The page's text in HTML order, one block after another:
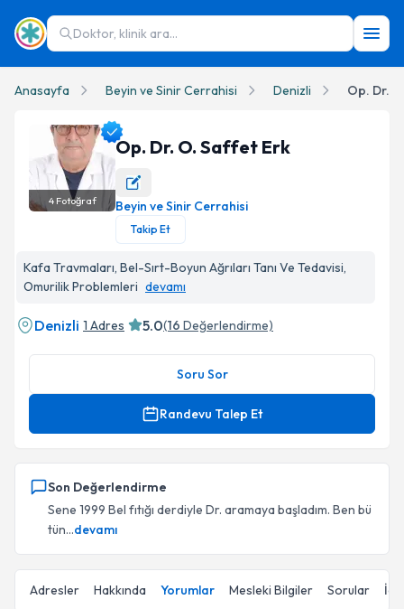
Doktor, klinik ara...
Anasayfa Beyin ve Sinir Cerrahisi Denizli Op. Dr.
Op. Dr. O. Saffet Erk Profil Fotoğrafı
4Fotoğraf
Op. Dr. O. Saffet Erk
Beyin ve Sinir Cerrahisi
Takip Et
Kafa Travmaları, Bel-Sırt-Boyun Ağrıları Tanı Ve Tedavisi,
Omurilik Problemleri devamı
Denizli 1 Adres 5.0(16 Değerlendirme)
Soru Sor
Randevu Talep Et
Son Değerlendirme
Sene 1999 Bel fıtığı derdiyle Dr. aramaya başladım. Ben bü
tün...devamı
Adresler Hakkında Yorumlar Mesleki Bilgiler Sorular